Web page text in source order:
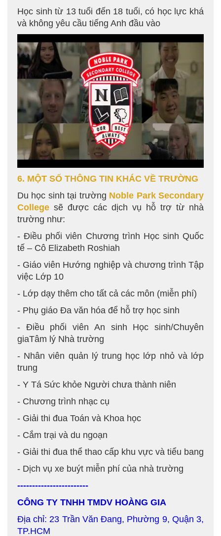
Học sinh từ 13 tuổi đến 18 tuổi, có học lực khá
và không yêu cầu tiếng Anh đầu vào
6. MỘT SỐ THÔNG TIN KHÁC VỀ TRƯỜNG
Du học sinh tại trường Noble Park Secondary
College sẽ được các dịch vụ hỗ trợ từ nhà
trường như:
- Điều phối viên Chương trình Học sinh Quốc
tế – Cô Elizabeth Roshiah
- Giáo viên Hướng nghiệp và chương trình Tập
việc Lớp 10
- Lớp dạy thêm cho tất cả các môn (miễn phí)
- Phụ giáo Đa văn hóa để hỗ trợ học sinh
- Điều phối viên An sinh Học sinh/Chuyên
giaTâm lý Nhà trường
- Nhân viên quản lý trung học lớp nhỏ và lớp
trung
- Y Tá Sức khỏe Người chưa thành niên
- Chương trình nhạc cụ
- Giải thi đua Toán và Khoa học
- Cắm trại và du ngoạn
- Giải thi đua thể thao cấp khu vực và tiểu bang
- Dịch vụ xe buýt miễn phí của nhà trường
------------------------
CÔNG TY TNHH TMDV HOÀNG GIA
Địa chỉ: 23 Trần Văn Đang, Phường 9, Quận 3,
TP.HCM